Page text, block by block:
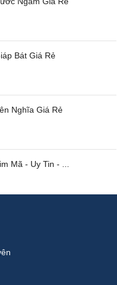
Bát Giá Rẻ
Nghĩa Giá Rẻ
Mã - Uy Tin - ...